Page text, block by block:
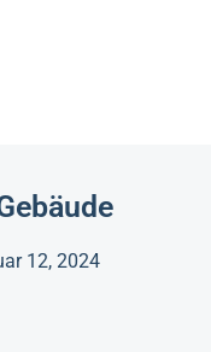
12, 2024